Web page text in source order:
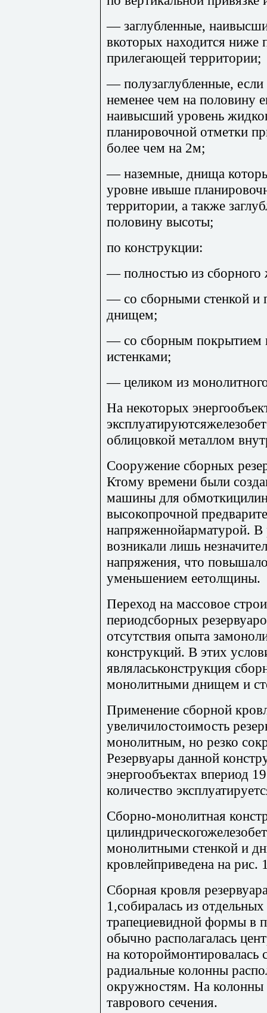
— заглубленные,
вкоторых находится ниже
прилегающей территории;
— полузаглубленные, если
неменее чем на половину
наивысший уровень
планировочной отметки
более чем на 2м;
— наземные, днища
уровне ивыше
территории, а также
половину высоты;
по конструкции:
— полностью из сборного
— со сборными стенкой и
днищем;
— со сборным
истенками;
— целиком из
На некоторых
облицовкой металлом
Сооружение сборных
Ктому времени были
машины для
высокопрочной
напряженнойарматурой. В
возникали лишь
напряжения, что
уменьшением еетолщины.
Переход на массовое
периодсборных
отсутствия опыта
конструкций. В этих
являласьконструкция
монолитными днищем и
Применение сборной
увеличилостоимость
монолитным, но резко
Резервуары данной
энергообъектах впериод
количество
Сборно-монолитная
монолитными стенкой и
кровлейприведена на рис.
Сборная кровля
1,собиралась из
трапециевидной формы в
обычно располагалась
на котороймонтировалась
радиальные колонны
окружностям. На колонны
таврового сечения.